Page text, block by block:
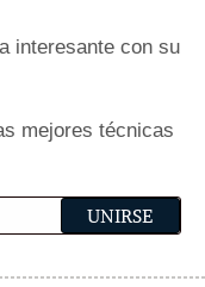
interesante con su
mejores técnicas